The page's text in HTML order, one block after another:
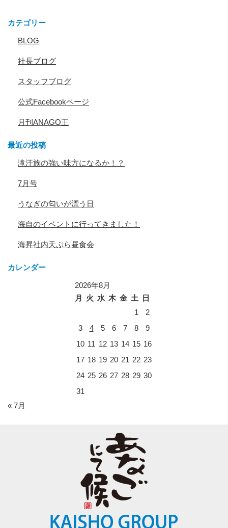
カテゴリー
BLOG
社長ブログ
スタッフブログ
公式Facebookページ
月刊ANAGO王
最近の投稿
滝汗族の強い味方になるか！？
7月号
うなぎの匂いが漂う日
海自のイベントに行ってきました！
海昇社内天ぷら昼食会
カレンダー
2026年8月
月
火 水 木 金 土
日
1
2
3
4 5 6 7 8
9
10 11 12 13 14 15 16
17 18 19 20 21 22 23
24 25 26 27 28 29 30
31
« 7月